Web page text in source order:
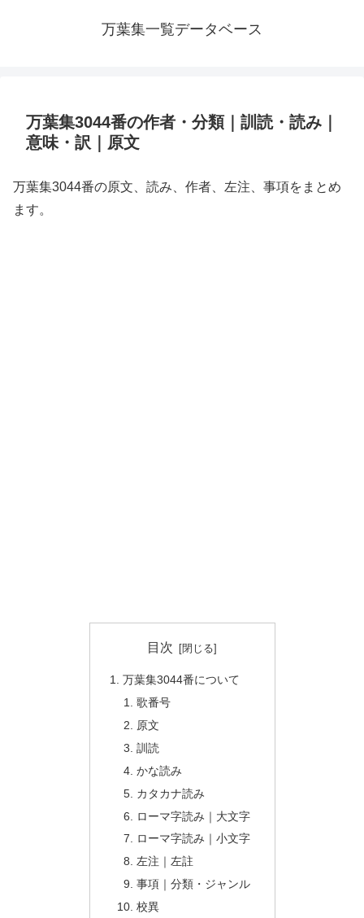
万葉集一覧データベース
万葉集3044番の作者・分類｜訓読・読み｜
意味・訳｜原文
万葉集3044番の原文、読み、作者、左注、事項をまとめ
ます。
目次
万葉集3044番について
歌番号
原文
訓読
かな読み
カタカナ読み
ローマ字読み｜大文字
ローマ字読み｜小文字
左注｜左註
事項｜分類・ジャンル
校異